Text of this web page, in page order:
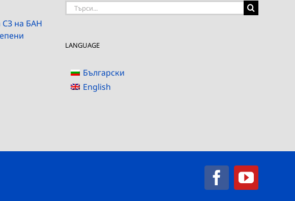
СЗ на БАН
Търсене
LANGUAGE
Български
English
Facebook